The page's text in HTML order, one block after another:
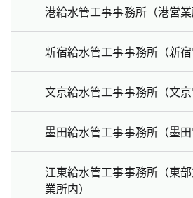
港給水管工事事務所（港営業
新宿給水管工事事務所（新宿
文京給水管工事事務所（文京
墨田給水管工事事務所（墨田
江東給水管工事事務所（東
業所内）